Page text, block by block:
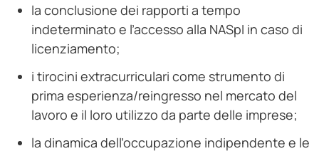
la conclusione dei rapporti a tempo
indeterminato e l’accesso alla NASpI in caso di
licenziamento;
i tirocini extracurriculari come strumento di
prima esperienza/reingresso nel mercato del
lavoro e il loro utilizzo da parte delle imprese;
la dinamica dell’occupazione indipendente e le